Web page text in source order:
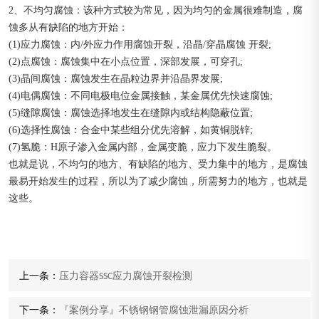
2、不均匀腐蚀：该种方式较为常见，因为均匀的金属很难制造，腐
蚀多从有缺陷的地方开始：
(1)应力腐蚀：内/外应力作用腐蚀开裂，沿晶/穿晶腐蚀 开裂;
(2)点腐蚀：腐蚀集中在小点位置，深部发展，可穿孔;
(3)晶间腐蚀：腐蚀发生在晶粒边界并沿晶界发展;
(4)电偶腐蚀：不同电极电位金属接触，某金属优先快速腐蚀;
(5)缝隙腐蚀：腐蚀选择地发生在缝隙内或结构隐蔽位置;
(6)选择性腐蚀：合金中某些组分优先溶解，如黄铜脱锌;
(7)氢脆：H原子渗入金属内部，金属变脆，应力下发生脆裂。
也就是说，不均匀的地方、有缺陷的地方、受力集中的地方，是腐蚀
最易开始发生的过程，所以为了减少腐蚀，所需努力的地方，也就是
这些。
上一条： 压力容器SSC应力腐蚀开裂检测
下一条： 『案例分享』不锈钢钢管腐蚀泄漏原因分析